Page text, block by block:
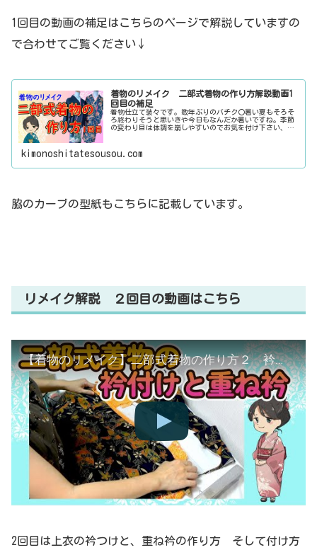
1回目の動画の補足はこちらのページで解説していますの
で合わせてご覧ください↓
着物のリメイク 二部式着物の作り方解説動画1
回目の補足
着物仕立て装々です。数年ぶりのバチク〇暑い夏もそろそ
ろ終わりそうと思いきや今日もなんだか暑いですね。季節
の変わり目は体調を崩しやすいのでお気を付け下さい、と
kimonoshitatesousou.com
脇のカーブの型紙もこちらに記載しています。
リメイク解説 ２回目の動画はこちら
【着物のリメイク】二部式着物の作り方２ 衿付けと重ね衿 和裁士が詳しく解説します
2回目は上衣の衿つけと、重ね衿の作り方 そして付け方